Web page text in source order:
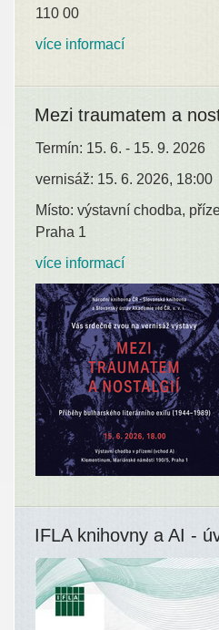
110 00
více informací
Mezi traumatem a
Termín: 15. 6. - 15. 9. 2026
vernisáž: 15. 6. 2026, 18:00
Místo: výstavní chodba,
Praha 1
více informací
IFLA knihovny a AI -